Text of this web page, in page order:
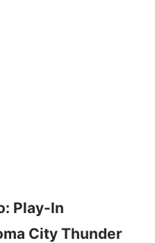
Play-In
City Thunder